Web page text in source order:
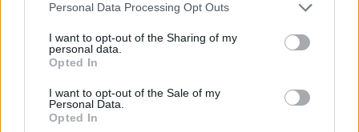
Please note that this website/app uses one or more Google
not limited to your visit or usage behaviour. You may click to
grant or deny consent to Google and its third-party tags to
use your data for below specified purposes in below Google
consent section.
Personal Data Processing Opt Outs
I want to opt-out of the Sharing of my
personal data.
Opted In
I want to opt-out of the Sale of my
Personal Data.
Opted In
Pazar gólokkal nyert Kisvárdán és állt élre az Újpest
Szélesi Zoltán együttese négy remekbe szabott találattal vitte el
mindhárom pontot a Várkerti Stadionból.